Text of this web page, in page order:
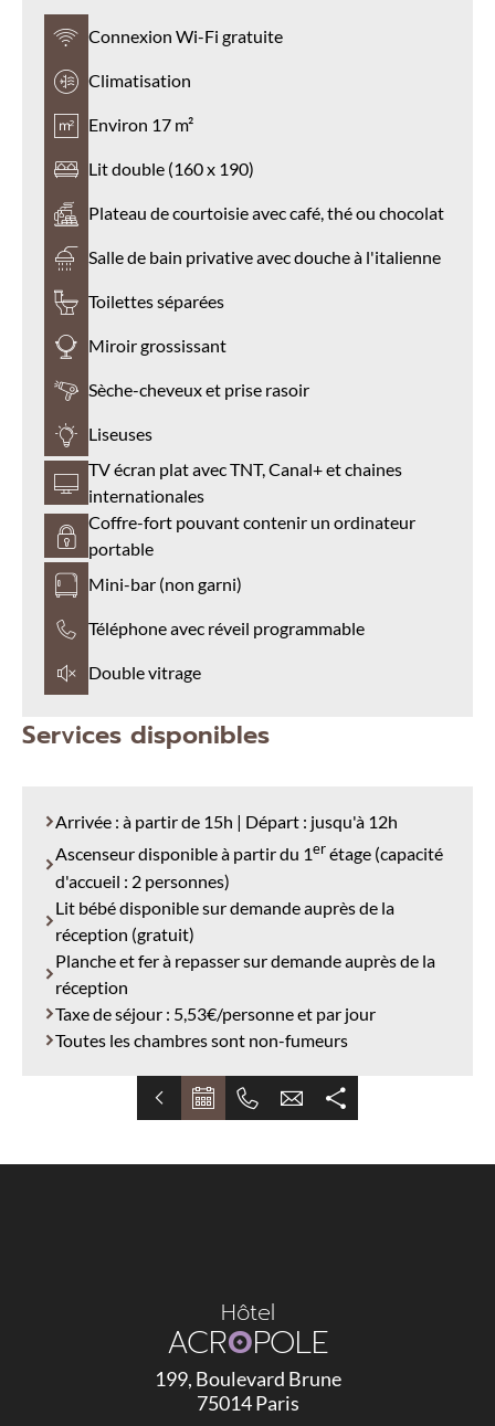
Connexion Wi-Fi gratuite
Climatisation
Environ 17 m²
Lit double (160 x 190)
Plateau de courtoisie avec café, thé ou chocolat
Salle de bain privative avec douche à l'italienne
Toilettes séparées
Miroir grossissant
Sèche-cheveux et prise rasoir
Liseuses
TV écran plat avec TNT, Canal+ et chaines
internationales
Coffre-fort pouvant contenir un ordinateur
portable
Mini-bar (non garni)
Téléphone avec réveil programmable
Double vitrage
Services disponibles
Arrivée : à partir de 15h | Départ : jusqu'à 12h
Ascenseur disponible à partir du 1erétage (capacité
d'accueil : 2 personnes)
Lit bébé disponible sur demande auprès de la
réception (gratuit)
Planche et fer à repasser sur demande auprès de la
réception
Taxe de séjour : 5,53€/personne et par jour
Toutes les chambres sont non-fumeurs
Hôtel
ACROPOLE
199, Boulevard Brune
75014 Paris